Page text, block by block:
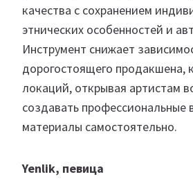
качества с сохранением
этнических особенностей и
Инструмент снижает
дорогостоящего продакшена,
локаций, открывая артистам
создавать профессиональные
материалы самостоятельно.
Yenlik, певица